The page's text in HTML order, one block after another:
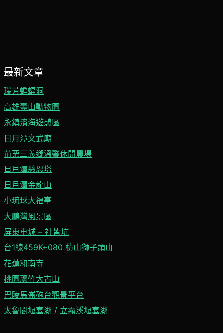
最新文章
瑞芳蝙蝠洞
高雄壽山動物園
永鎮濱海遊憩區
日月潭文武廟
苗栗三義鄉溫馨休閒農場
日月潭慈恩塔
日月潭金龍山
小琉球大福亭
大鵬灣風景區
屏東車城 – 社皆坑
台1線459K+080 枋山獅子頭山
花蓮和南寺
桃園蘆竹大古山
巴陵馬崙砲台觀景平台
太魯閣堰塞湖 / 立霧溪堰塞湖